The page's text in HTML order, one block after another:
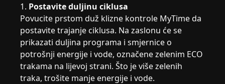
1. Postavite duljinu ciklusa
Povucite prstom duž klizne kontrole MyTime da
postavite trajanje ciklusa. Na zaslonu će se
prikazati duljina programa i smjernice o
potrošnji energije i vode, označene zelenim ECO
trakama na lijevoj strani. Što je više zelenih
traka, trošite manje energije i vode.